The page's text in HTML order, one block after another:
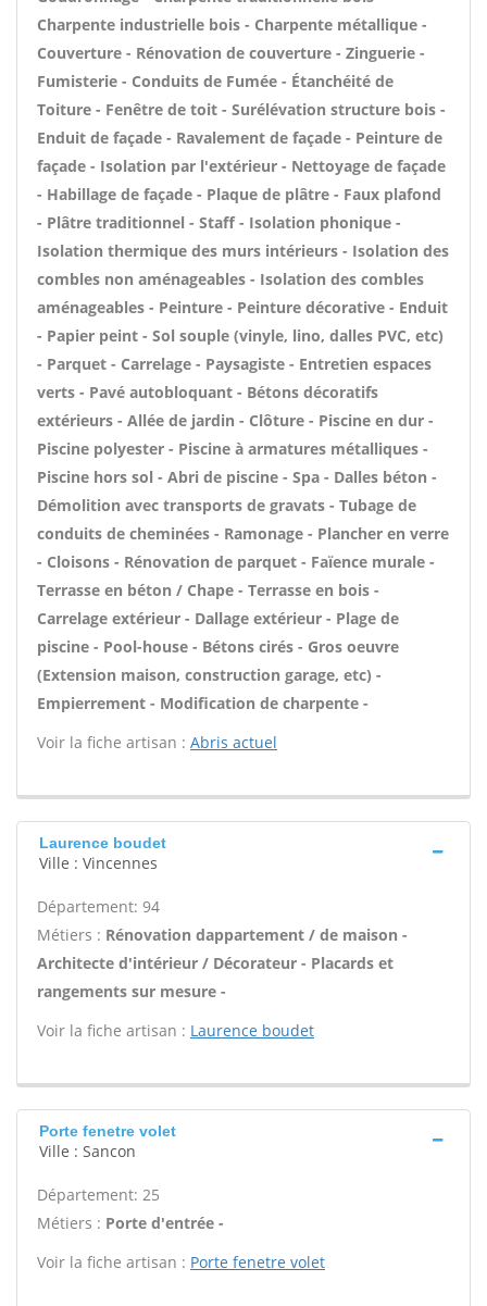
Charpente industrielle bois - Charpente métallique -
Couverture - Rénovation de couverture - Zinguerie -
Fumisterie - Conduits de Fumée - Étanchéité de
Toiture - Fenêtre de toit - Surélévation structure bois -
Enduit de façade - Ravalement de façade - Peinture de
façade - Isolation par l'extérieur - Nettoyage de façade
- Habillage de façade - Plaque de plâtre - Faux plafond
- Plâtre traditionnel - Staff - Isolation phonique -
Isolation thermique des murs intérieurs - Isolation des
combles non aménageables - Isolation des combles
aménageables - Peinture - Peinture décorative - Enduit
- Papier peint - Sol souple (vinyle, lino, dalles PVC, etc)
- Parquet - Carrelage - Paysagiste - Entretien espaces
verts - Pavé autobloquant - Bétons décoratifs
extérieurs - Allée de jardin - Clôture - Piscine en dur -
Piscine polyester - Piscine à armatures métalliques -
Piscine hors sol - Abri de piscine - Spa - Dalles béton -
Démolition avec transports de gravats - Tubage de
conduits de cheminées - Ramonage - Plancher en verre
- Cloisons - Rénovation de parquet - Faïence murale -
Terrasse en béton / Chape - Terrasse en bois -
Carrelage extérieur - Dallage extérieur - Plage de
piscine - Pool-house - Bétons cirés - Gros oeuvre
(Extension maison, construction garage, etc) -
Empierrement - Modification de charpente -
Voir la fiche artisan : Abris actuel
Laurence boudet
Ville : Vincennes
Département: 94
Métiers : Rénovation dappartement / de maison -
Architecte d'intérieur / Décorateur - Placards et
rangements sur mesure -
Voir la fiche artisan : Laurence boudet
Porte fenetre volet
Ville : Sancon
Département: 25
Métiers : Porte d'entrée -
Voir la fiche artisan : Porte fenetre volet